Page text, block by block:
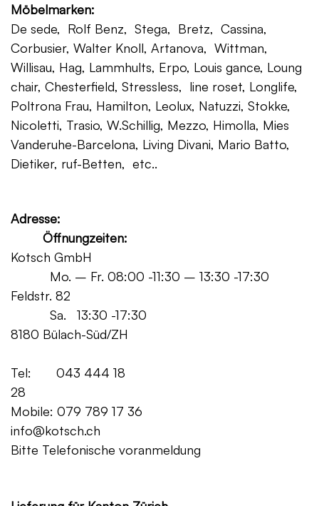
Möbelmarken:
De sede, Rolf Benz, Stega, Bretz, Cassina,
Corbusier, Walter Knoll, Artanova, Wittman,
Willisau, Hag, Lammhults, Erpo, Louis gance, Loung
chair, Chesterfield, Stressless, line roset, Longlife,
Poltrona Frau, Hamilton, Leolux, Natuzzi, Stokke,
Nicoletti, Trasio, W.Schillig, Mezzo, Himolla, Mies
Vanderuhe-Barcelona, Living Divani, Mario Batto,
Dietiker, ruf-Betten, etc..
Adresse:
Öffnungzeiten:
Kotsch GmbH
Mo. – Fr. 08:00 -11:30 – 13:30 -17:30
Feldstr. 82
Sa. 13:30 -17:30
8180 Bülach-Süd/ZH
Tel: 043 444 18
28
Mobile: 079 789 17 36
info@kotsch.ch
Bitte Telefonische voranmeldung